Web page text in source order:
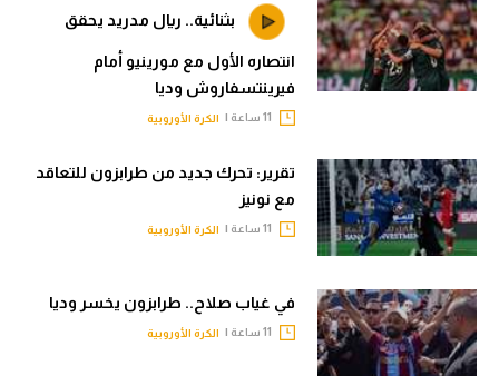
بثنائية.. ريال مدريد يحقق
انتصاره الأول مع مورينيو أمام
فيرينتسفاروش وديا
الكرة الأوروبية
تقرير: تحرك جديد من طرابزون للتعاقد
مع نونيز
الكرة الأوروبية
في غياب صلاح.. طرابزون يخسر وديا
الكرة الأوروبية